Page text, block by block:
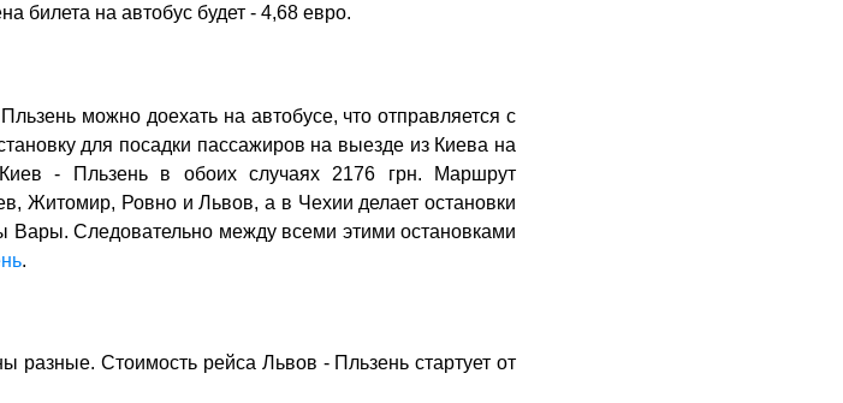
билета на автобус будет - 4,68 евро.
можно доехать на автобусе, что отправляется с
для посадки пассажиров на выезде из Киева на
- Пльзень в обоих случаях 2176 грн. Маршрут
Житомир, Ровно и Львов, а в Чехии делает остановки
Вары. Следовательно между всеми этими остановками
.
разные. Стоимость рейса Львов - Пльзень стартует от